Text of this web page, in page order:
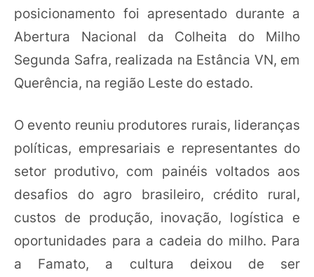
posicionamento foi apresentado durante a
Abertura Nacional da Colheita do Milho
Segunda Safra, realizada na Estância VN, em
Querência, na região Leste do estado.
O evento reuniu produtores rurais, lideranças
políticas, empresariais e representantes do
setor produtivo, com painéis voltados aos
desafios do agro brasileiro, crédito rural,
custos de produção, inovação, logística e
oportunidades para a cadeia do milho. Para
a Famato, a cultura deixou de ser